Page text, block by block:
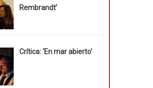
Rembrandt’
Crítica: ‘En mar abierto’